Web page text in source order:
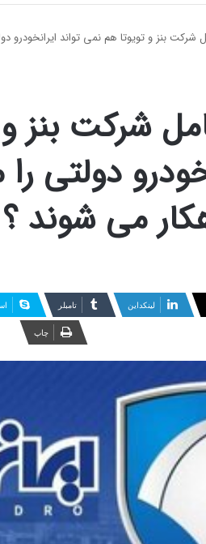
شرکت بنز و تویوتا هم نمی تواند
شرکت بنز
دولتی
می شوند
لینکداین تامبلر
چاپ